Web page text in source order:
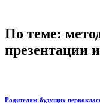
По теме:
презентации
Родителям будущих